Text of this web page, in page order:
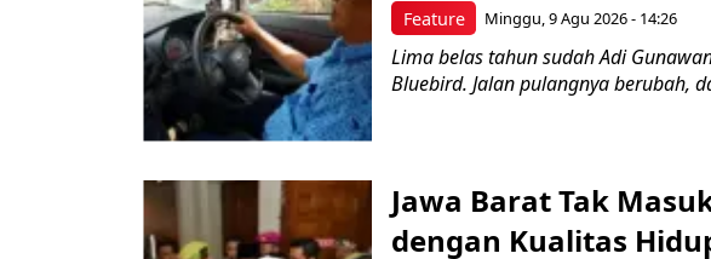
Feature Minggu, 9 Agu 2026 - 14:26
Lima belas tahun sudah Adi
Bluebird. Jalan pulangnya berubah,
Jawa Barat Tak
dengan Kualitas